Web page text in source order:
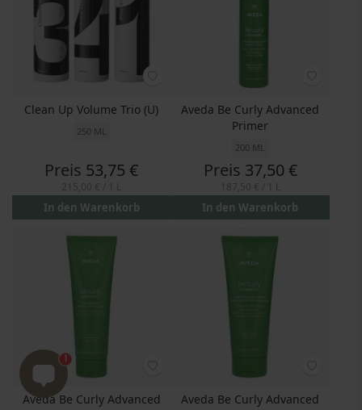
Clean Up Volume Trio (U)
250 ML
Preis 53,75 €
In den Warenkorb
Aveda Be Curly Advanced
Primer
200 ML
Preis 37,50 €
In den Warenkorb
Aveda Be Curly Advanced
Aveda Be Curly Advanced
1